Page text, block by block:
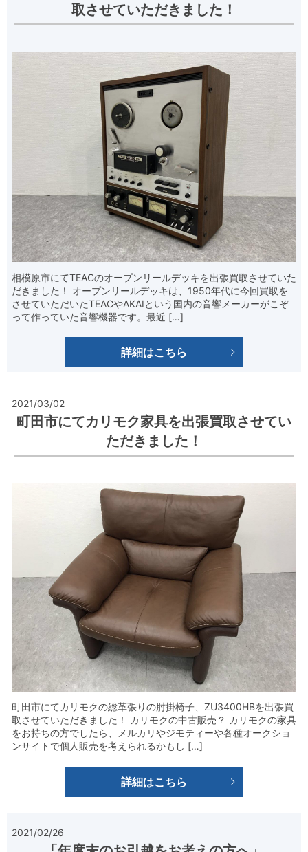
取させていただきました！
相模原市にてTEACのオープンリールデッキを出張買取させていた
だきました！ オープンリールデッキは、1950年代に今回買取を
させていただいたTEACやAKAIという国内の音響メーカーがこぞ
って作っていた音響機器です。最近 […]
詳細はこちら
2021/03/02
町田市にてカリモク家具を出張買取させてい
ただきました！
町田市にてカリモクの総革張りの肘掛椅子、ZU3400HBを出張買
取させていただきました！ カリモクの中古販売？ カリモクの家具
をお持ちの方でしたら、メルカリやジモティーや各種オークショ
ンサイトで個人販売を考えられるかもし […]
詳細はこちら
2021/02/26